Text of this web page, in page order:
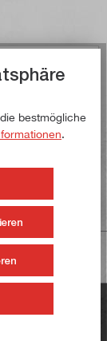
wasserfest,
bestmögliche
.